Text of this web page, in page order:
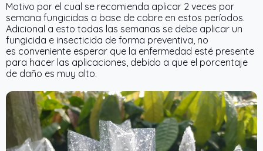
Motivo por el cual se recomienda aplicar 2 veces por
semana fungicidas a base de cobre en estos períodos.
Adicional a esto todas las semanas se debe aplicar un
fungicida e insecticida de forma preventiva, no
es conveniente esperar que la enfermedad esté presente
para hacer las aplicaciones, debido a que el porcentaje
de daño es muy alto.